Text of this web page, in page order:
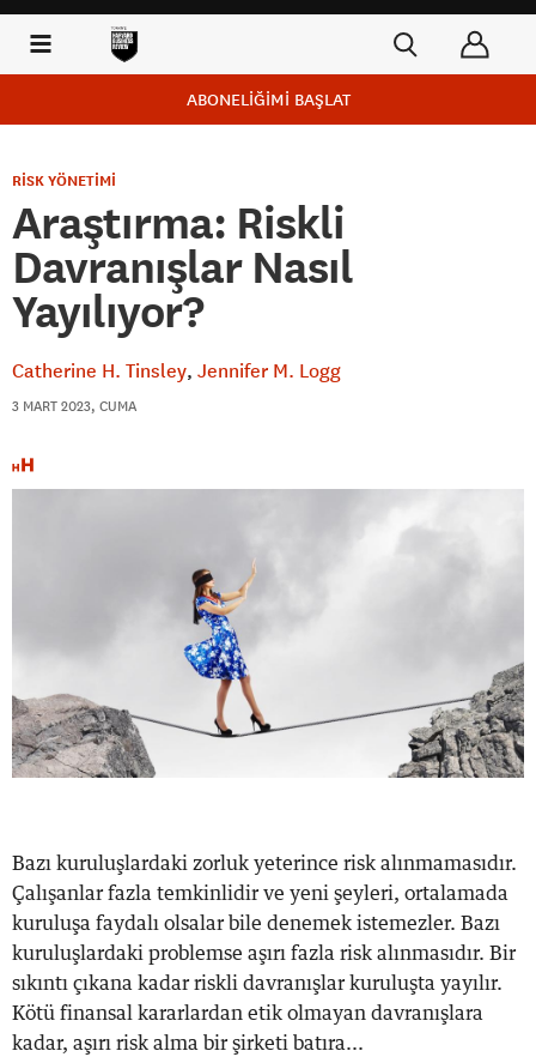
ABONELİĞİMİ BAŞLAT
RİSK YÖNETİMİ
Araştırma: Riskli
Davranışlar Nasıl
Yayılıyor?
Catherine H. Tinsley Jennifer M. Logg
3 MART 2023, CUMA
Bazı kuruluşlardaki zorluk yeterince risk alınmamasıdır.
Çalışanlar fazla temkinlidir ve yeni şeyleri, ortalamada
kuruluşa faydalı olsalar bile denemek istemezler. Bazı
kuruluşlardaki problemse aşırı fazla risk alınmasıdır. Bir
sıkıntı çıkana kadar riskli davranışlar kuruluşta yayılır.
Kötü finansal kararlardan etik olmayan davranışlara
kadar, aşırı risk alma bir şirketi batıra...